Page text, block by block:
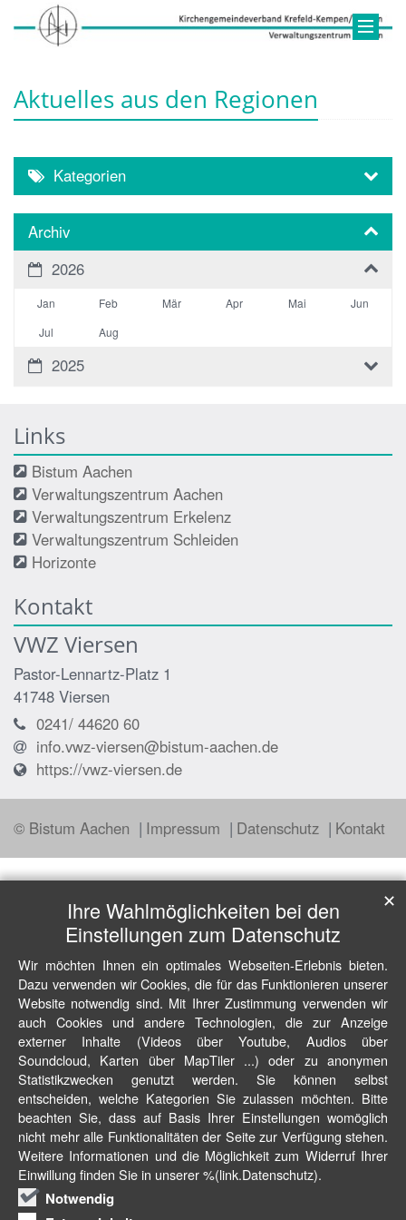
Aktuelles aus den Regionen
Kategorien
Archiv
2026
Jan Feb Mär Apr Mai
Jun
Jul
Aug
2025
Links
Bistum Aachen
Verwaltungszentrum Aachen
Verwaltungszentrum Erkelenz
Verwaltungszentrum Schleiden
Horizonte
Kontakt
VWZ Viersen
Pastor-Lennartz-Platz 1
41748 Viersen
0241/ 44620 60
info.vwz-viersen@bistum-aachen.de
https://vwz-viersen.de
© Bistum Aachen Impressum Datenschutz Kontakt
Ihre Wahlmöglichkeiten bei den
Einstellungen zum Datenschutz
Wir möchten Ihnen ein optimales Webseiten-Erlebnis bieten.
Dazu verwenden wir Cookies, die für das Funktionieren unserer
Website notwendig sind. Mit Ihrer Zustimmung verwenden wir
auch Cookies und andere Technologien, die zur Anzeige
externer Inhalte (Videos über Youtube, Audios über
Soundcloud, Karten über MapTiler ...) oder zu anonymen
Statistikzwecken genutzt werden. Sie können selbst
entscheiden, welche Kategorien Sie zulassen möchten. Bitte
beachten Sie, dass auf Basis Ihrer Einstellungen womöglich
nicht mehr alle Funktionalitäten der Seite zur Verfügung stehen.
Weitere Informationen und die Möglichkeit zum Widerruf Ihrer
Einwillung finden Sie in unserer %(link.Datenschutz).
Notwendig
✕